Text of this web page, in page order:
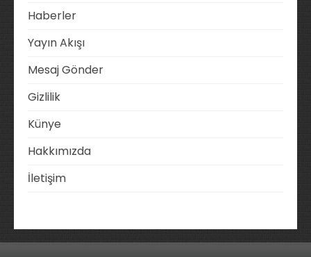
Haberler
Yayın Akışı
Mesaj Gönder
Gizlilik
Künye
Hakkımızda
İletişim